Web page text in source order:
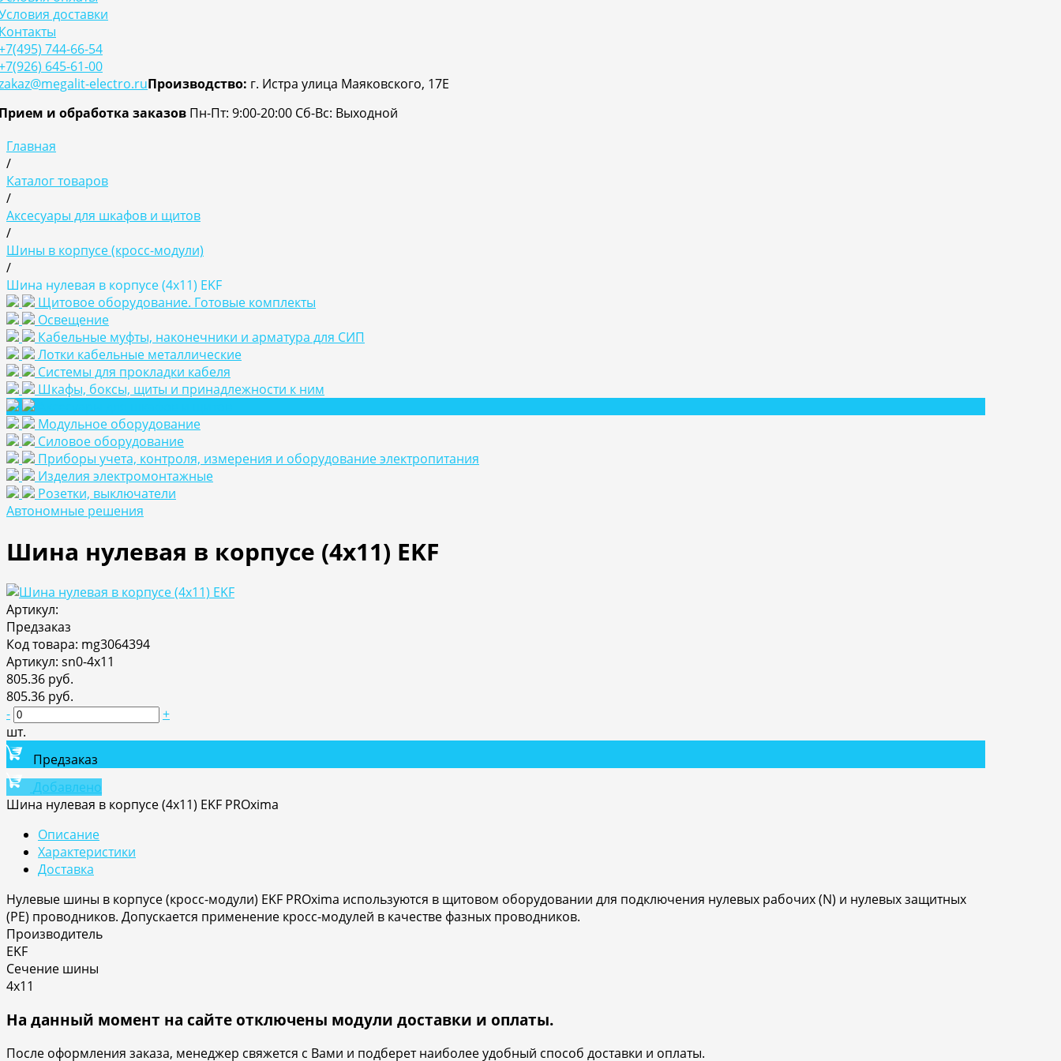
доставки
744-66-54
645-61-00
electro.ruПроизводство: г. Истра улица Маяковского, 17Е
и обработка заказов Пн-Пт: 9:00-20:00 Cб-Вс: Выходной
Главная
/
Каталог товаров
/
Аксесуары для шкафов и щитов
/
Шины в корпусе (кросс-модули)
/
Шина нулевая в корпусе (4х11) EKF
Щитовое оборудование. Готовые комплекты
Освещение
Кабельные муфты, наконечники и арматура для СИП
Лотки кабельные металлические
Системы для прокладки кабеля
Шкафы, боксы, щиты и принадлежности к ним
Модульное оборудование
Силовое оборудование
Приборы учета, контроля, измерения и оборудование электропитания
Изделия электромонтажные
Розетки, выключатели
Автономные решения
Шина нулевая в корпусе (4х11) EKF
Артикул:
Предзаказ
Код товара: mg3064394
Артикул: sn0-4x11
805.36 руб.
805.36 руб.
-
+
шт.
Предзаказ
Добавлено
Шина нулевая в корпусе (4х11) EKF PROxima
Описание
Характеристики
Доставка
Нулевые шины в корпусе (кросс-модули) EKF PROxima используются в щитовом оборудовании для подключения нулевых рабочих (N) и нулевых защитных
(PE) проводников. Допускается применение кросс-модулей в качестве фазных проводников.
Производитель
EKF
Сечение шины
4х11
На данный момент на сайте отключены модули доставки и оплаты.
После оформления заказа, менеджер свяжется с Вами и подберет наиболее удобный способ доставки и оплаты.